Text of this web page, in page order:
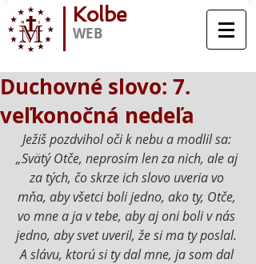
Kolbe
WEB
Duchovné slovo: 7.
veľkonočná nedeľa
Ježiš pozdvihol oči k nebu a modlil sa:
„Svätý Otče, neprosím len za nich, ale aj
za tých, čo skrze ich slovo uveria vo
mňa, aby všetci boli jedno, ako ty, Otče,
vo mne a ja v tebe, aby aj oni boli v nás
jedno, aby svet uveril, že si ma ty poslal.
A slávu, ktorú si ty dal mne, ja som dal